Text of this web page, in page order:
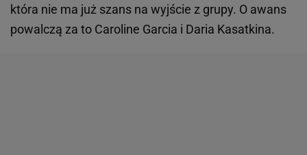
która nie ma już szans na wyjście z grupy. O awans
powalczą za to Caroline Garcia i Daria Kasatkina.